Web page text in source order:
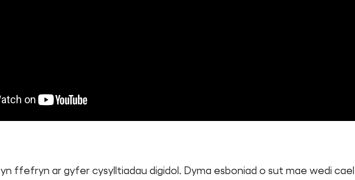
yn ffefryn ar gyfer cysylltiadau digidol. Dyma esboniad o sut mae wedi